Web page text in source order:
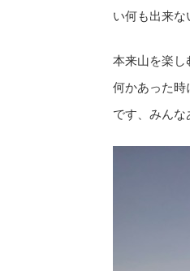
い何も出来な
本来山を楽し
何かあった時
です、みんな